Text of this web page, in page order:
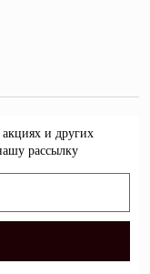
и других
рассылку